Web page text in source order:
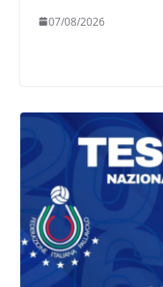
07/08/2026